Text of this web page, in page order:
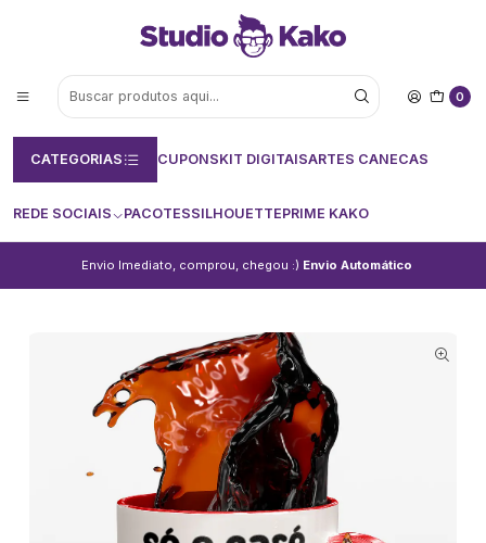
0
CATEGORIAS CUPONSKIT DIGITAISARTES CANECAS
REDE SOCIAIS PACOTESSILHOUETTEPRIME KAKO
Envio Imediato, comprou, chegou :) Envio Automático